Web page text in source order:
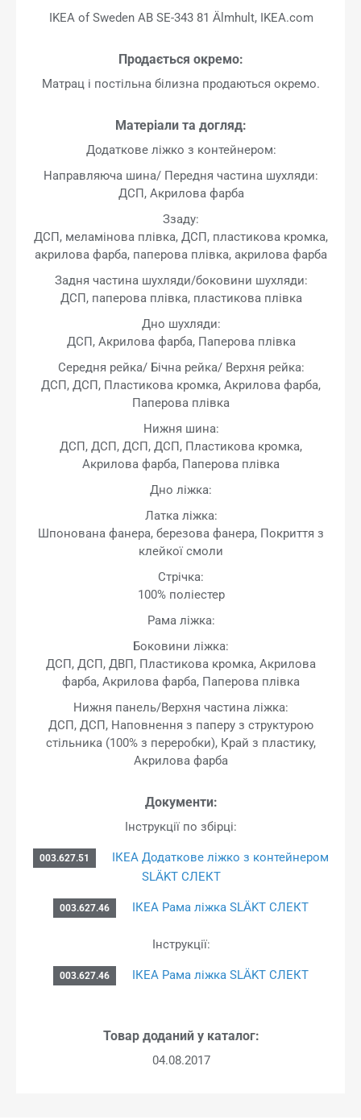
IKEA of Sweden AB SE-343 81 Älmhult, IKEA.com
Продається окремо:
Матрац і постільна білизна продаються окремо.
Матеріали та догляд:
Додаткове ліжко з контейнером:
Направляюча шина/ Передня частина шухляди:
ДСП, Акрилова фарба
Ззаду:
ДСП, меламінова плівка, ДСП, пластикова кромка,
акрилова фарба, паперова плівка, акрилова фарба
Задня частина шухляди/боковини шухляди:
ДСП, паперова плівка, пластикова плівка
Дно шухляди:
ДСП, Акрилова фарба, Паперова плівка
Середня рейка/ Бічна рейка/ Верхня рейка:
ДСП, ДСП, Пластикова кромка, Акрилова фарба,
Паперова плівка
Нижня шина:
ДСП, ДСП, ДСП, ДСП, Пластикова кромка,
Акрилова фарба, Паперова плівка
Дно ліжка:
Латка ліжка:
Шпонована фанера, березова фанера, Покриття з
клейкої смоли
Стрічка:
100% поліестер
Рама ліжка:
Боковини ліжка:
ДСП, ДСП, ДВП, Пластикова кромка, Акрилова
фарба, Акрилова фарба, Паперова плівка
Нижня панель/Верхня частина ліжка:
ДСП, ДСП, Наповнення з паперу з структурою
стільника (100% з переробки), Край з пластику,
Акрилова фарба
Документи:
Інструкції по збірці:
003.627.51
ІКЕА Додаткове ліжко з контейнером
SLÄKT СЛЕКТ
003.627.46 ІКЕА Рама ліжка SLÄKT СЛЕКТ
Інструкції:
003.627.46 ІКЕА Рама ліжка SLÄKT СЛЕКТ
Товар доданий у каталог:
04.08.2017